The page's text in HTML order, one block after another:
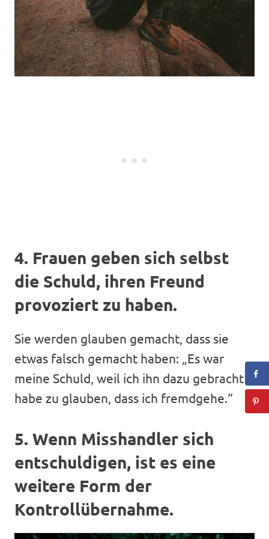
4. Frauen geben sich selbst
die Schuld, ihren Freund
provoziert zu haben.
Sie werden glauben gemacht, dass sie
etwas falsch gemacht haben: „Es war
meine Schuld, weil ich ihn dazu gebracht
habe zu glauben, dass ich fremdgehe.“
5. Wenn Misshandler sich
entschuldigen, ist es eine
weitere Form der
Kontrollübernahme.